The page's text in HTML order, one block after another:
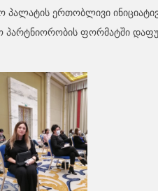
პალატის ერთობლივი
პარტნიორობის ფორმატში